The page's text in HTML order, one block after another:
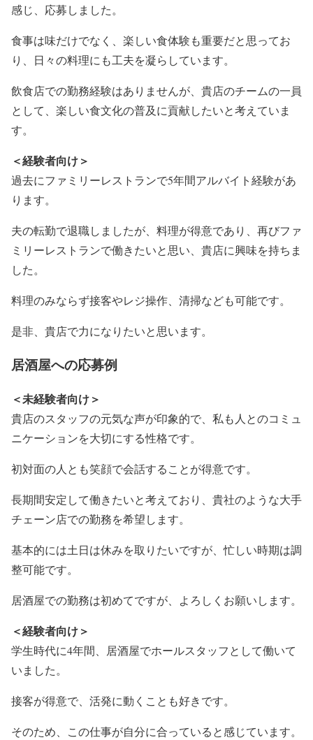
感じ、応募しました。
食事は味だけでなく、楽しい食体験も重要だと思ってお
り、日々の料理にも工夫を凝らしています。
飲食店での勤務経験はありませんが、貴店のチームの一員
として、楽しい食文化の普及に貢献したいと考えていま
す。
＜経験者向け＞
過去にファミリーレストランで5年間アルバイト経験があ
ります。
夫の転勤で退職しましたが、料理が得意であり、再びファ
ミリーレストランで働きたいと思い、貴店に興味を持ちま
した。
料理のみならず接客やレジ操作、清掃なども可能です。
是非、貴店で力になりたいと思います。
居酒屋への応募例
＜未経験者向け＞
貴店のスタッフの元気な声が印象的で、私も人とのコミュ
ニケーションを大切にする性格です。
初対面の人とも笑顔で会話することが得意です。
長期間安定して働きたいと考えており、貴社のような大手
チェーン店での勤務を希望します。
基本的には土日は休みを取りたいですが、忙しい時期は調
整可能です。
居酒屋での勤務は初めてですが、よろしくお願いします。
＜経験者向け＞
学生時代に4年間、居酒屋でホールスタッフとして働いて
いました。
接客が得意で、活発に動くことも好きです。
そのため、この仕事が自分に合っていると感じています。